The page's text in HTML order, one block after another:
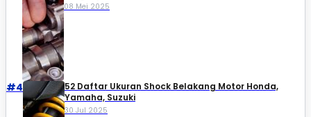
08 Mei 2025
#4
52 Daftar Ukuran Shock Belakang Motor Honda,
Yamaha, Suzuki​
30 Jul 2025